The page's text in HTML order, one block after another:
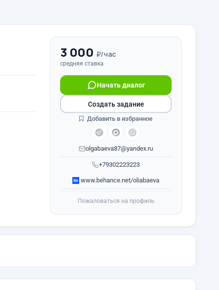
3 000 ₽/час
средняя ставка
+79302223223
Начать диалог
olgabaeva87@yandex.ru
www.behance.net/oliabaeva
Создать задание
Добавить в избранное
Пожаловаться на профиль